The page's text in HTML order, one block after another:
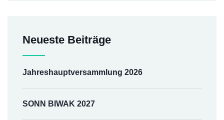
Neueste Beiträge
Jahreshauptversammlung 2026
SONN BIWAK 2027